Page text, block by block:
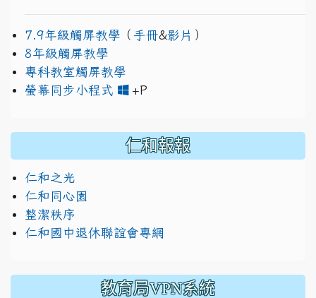
7.9年級觸屏教學 （ 手冊&影片 ）
8年級觸屏教學
專科教室觸屏教學
螢幕同步小程式
+P
仁和報報
仁和之光
仁和同心園
整潔秩序
仁和國中退休聯誼會專網
教育局VPN系統